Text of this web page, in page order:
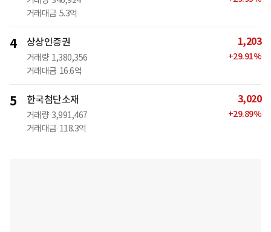
거래대금 5.3억
4 상상인증권
거래량 1,380,356
거래대금 16.6억
1,203
+29.91%
5 한국첨단소재
거래량 3,991,467
거래대금 118.3억
3,020
+29.89%